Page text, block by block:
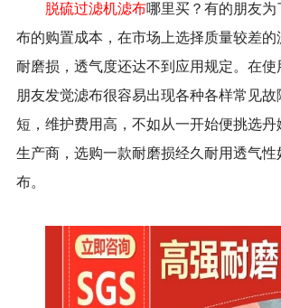
脱硫过滤机滤布哪里买？有的朋友
布的购置成本，在市场上选择质量较差的
耐磨损，透气度还达不到应用规定。在
朋友发觉滤布很容易出现各种各样常见故
短，维护费用高，不如从一开始便挑选
生产商，选购一款耐磨损经久耐用透气性
布。